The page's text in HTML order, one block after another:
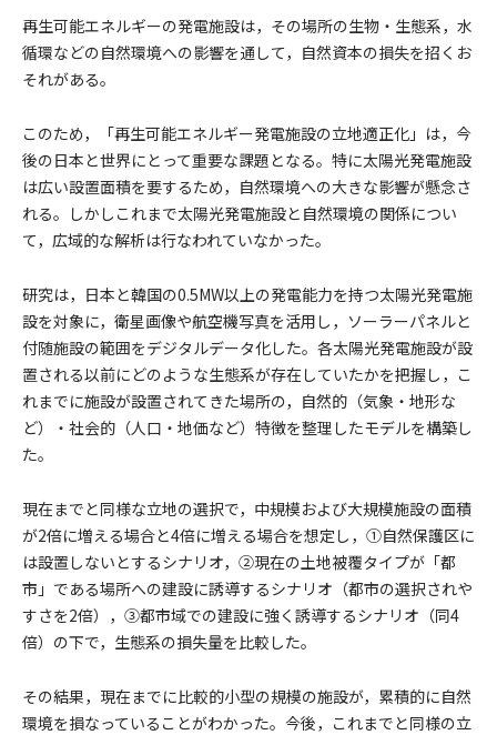
再生可能エネルギーの発電施設は，その場所の生物・生態系，水
循環などの自然環境への影響を通して，自然資本の損失を招くお
それがある。
このため，「再生可能エネルギー発電施設の立地適正化」は，今
後の日本と世界にとって重要な課題となる。特に太陽光発電施設
は広い設置面積を要するため，自然環境への大きな影響が懸念さ
れる。しかしこれまで太陽光発電施設と自然環境の関係につい
て，広域的な解析は行なわれていなかった。
研究は，日本と韓国の0.5MW以上の発電能力を持つ太陽光発電施
設を対象に，衛星画像や航空機写真を活用し，ソーラーパネルと
付随施設の範囲をデジタルデータ化した。各太陽光発電施設が設
置される以前にどのような生態系が存在していたかを把握し，こ
れまでに施設が設置されてきた場所の，自然的（気象・地形な
ど）・社会的（人口・地価など）特徴を整理したモデルを構築し
た。
現在までと同様な立地の選択で，中規模および大規模施設の面積
が2倍に増える場合と4倍に増える場合を想定し，①自然保護区に
は設置しないとするシナリオ，②現在の土地被覆タイプが「都
市」である場所への建設に誘導するシナリオ（都市の選択されや
すさを2倍），③都市域での建設に強く誘導するシナリオ（同4
倍）の下で，生態系の損失量を比較した。
その結果，現在までに比較的小型の規模の施設が，累積的に自然
環境を損なっていることがわかった。今後，これまでと同様の立